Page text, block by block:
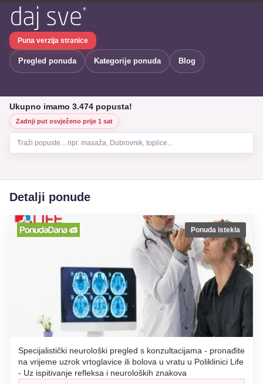
Puna verzija stranice
Pregled ponuda Kategorije ponuda Blog
Ukupno imamo 3.474 popusta!
Zadnji put osvježeno prije 1 sat
Traži popuste... npr. masaža, Dubrovnik, toplice...
Detalji ponude
Ponuda istekla
Specijalistički neurološki pregled s konzultacijama - pronađite
na vrijeme uzrok vrtoglavice ili bolova u vratu u Poliklinici Life
- Uz ispitivanje refleksa i neuroloških znakova